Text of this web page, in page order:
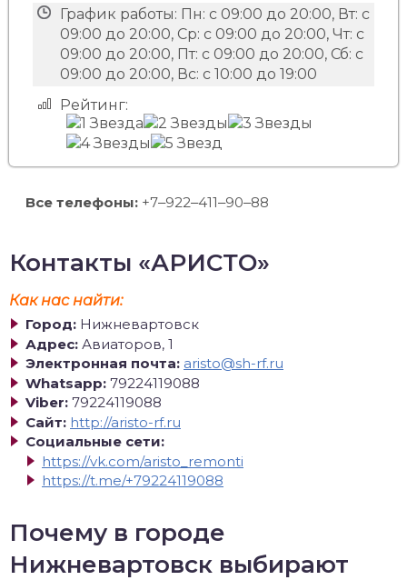
График работы: Пн: с 09:00 до 20:00, Вт: с
09:00 до 20:00, Ср: с 09:00 до 20:00, Чт: с
09:00 до 20:00, Пт: с 09:00 до 20:00, Сб: с
09:00 до 20:00, Вс: с 10:00 до 19:00
Рейтинг:
Все телефоны: +7‒922‒411‒90‒88
Контакты «АРИСТО»
Как нас найти:
Город: Нижневартовск
Адрес: Авиаторов, 1
Электронная почта: aristo@sh-rf.ru
Whatsapp: 79224119088
Viber: 79224119088
Сайт: http://aristo-rf.ru
Социальные сети:
https://vk.com/aristo_remonti
https://t.me/+79224119088
Почему в городе
Нижневартовск выбирают